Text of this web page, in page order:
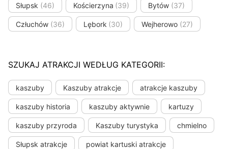
Słupsk (46) Kościerzyna (39) Bytów (37)
Człuchów (36) Lębork (30) Wejherowo (27)
SZUKAJ ATRAKCJI WEDŁUG KATEGORII:
kaszuby Kaszuby atrakcje atrakcje kaszuby
kaszuby historia kaszuby aktywnie kartuzy
kaszuby przyroda Kaszuby turystyka chmielno
Słupsk atrakcje powiat kartuski atrakcje